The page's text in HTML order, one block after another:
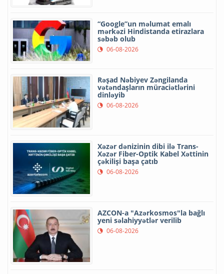
“Google”un məlumat emalı
mərkəzi Hindistanda etirazlara
səbəb olub
06-08-2026
Rəşad Nəbiyev Zəngilanda
vətəndaşların müraciətlərini
dinləyib
06-08-2026
Xəzər dənizinin dibi ilə Trans-
Xəzər Fiber-Optik Kabel Xəttinin
çəkilişi başa çatıb
06-08-2026
AZCON-a "Azərkosmos"la bağlı
yeni səlahiyyətlər verilib
06-08-2026